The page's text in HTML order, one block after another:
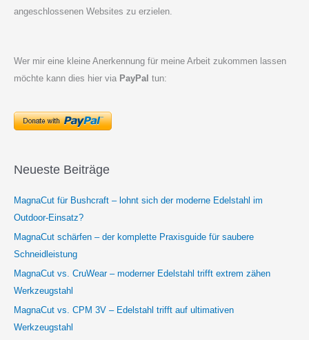
angeschlossenen Websites zu erzielen.
Wer mir eine kleine Anerkennung für meine Arbeit zukommen lassen
möchte kann dies hier via PayPal tun:
Neueste Beiträge
MagnaCut für Bushcraft – lohnt sich der moderne Edelstahl im
Outdoor-Einsatz?
MagnaCut schärfen – der komplette Praxisguide für saubere
Schneidleistung
MagnaCut vs. CruWear – moderner Edelstahl trifft extrem zähen
Werkzeugstahl
MagnaCut vs. CPM 3V – Edelstahl trifft auf ultimativen
Werkzeugstahl